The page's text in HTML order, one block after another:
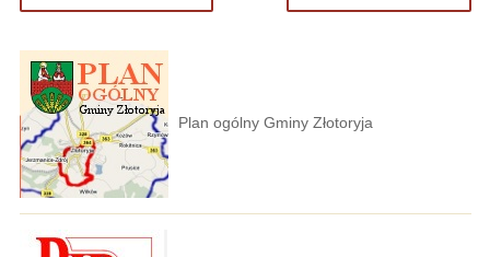
Plan ogólny Gminy Złotoryja